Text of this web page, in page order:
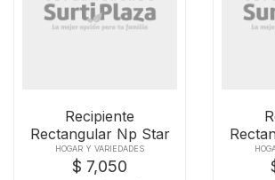
Recipiente
Rectangular Np Star
1000 Ml
HOGAR Y VARIEDADES
$ 7,050